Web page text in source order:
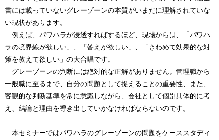
書には載っていないグレーゾーンの本質がいまだに理解されていな
い現状があります。
例えば、パワハラが浸透すればするほど、現場からは、「パワハ
ラの境界線が欲しい」、「答えが欲しい」、「きわめて効果的な対
策を教えて欲しい」の大合唱です。
グレーゾーンの判断には絶対的な正解がありません。管理職から
一般職に至るまで、自分の問題として捉えることの重要性、また、
客観的な判断基準を常に意識しながら、会社として個別具体的に考
え、結論と理由を導き出していかなければならないのです。
本セミナーではパワハラのグレーゾーンの問題をケーススタディ